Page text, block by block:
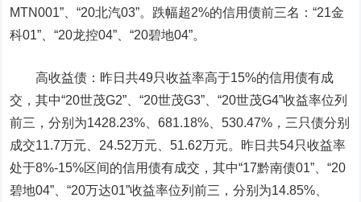
MTN001”、“20北汽03”。跌幅超2%的信用债前三名：“21金
科01”、“20龙控04”、“20碧地04”。
高收益债 ：昨日共49只收益率高于15%的信用债有成
交，其中“20世茂G2”、“20世茂G3”、“20世茂G4”收益率位列
前三，分别为1428.23%、681.18%、530.47%，三只债分别
成交11.7万元、24.52万元、51.62万元。昨日共54只收益率
处于8%-15%区间的信用债有成交，其中“17黔南债01”、“20
碧地04”、“20万达01”收益率位列前三，分别为14.85%、